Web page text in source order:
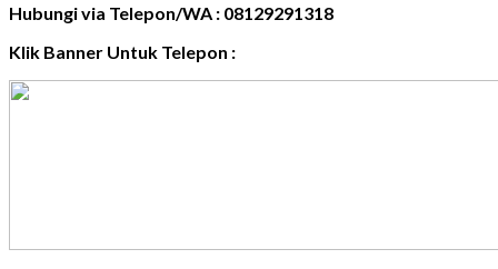
Hubungi via Telepon/WA : 08129291318
Klik Banner Untuk Telepon :